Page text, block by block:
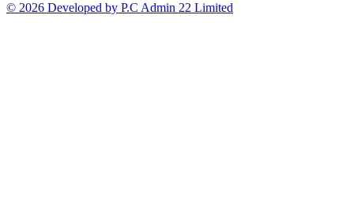
© 2026 Developed by P.C Admin 22 Limited